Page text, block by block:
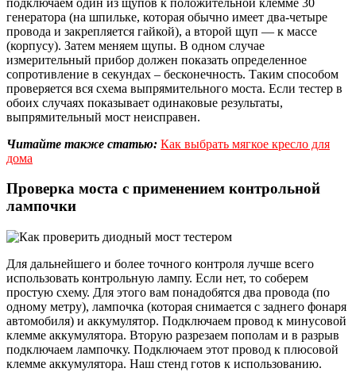
генератора (на шпильке, которая обычно имеет два-четыре
провода и закрепляется гайкой), а второй щуп — к массе
(корпусу). Затем меняем щупы. В одном случае
измерительный прибор должен показать определенное
сопротивление в секундах – бесконечность. Таким способом
проверяется вся схема выпрямительного моста. Если тестер в
обоих случаях показывает одинаковые результаты,
выпрямительный мост неисправен.
Читайте также статью: Как выбрать мягкое кресло для
дома
Проверка моста с применением контрольной
лампочки
Для дальнейшего и более точного контроля лучше всего
использовать контрольную лампу. Если нет, то соберем
простую схему. Для этого вам понадобятся два провода (по
одному метру), лампочка (которая снимается с заднего фонаря
автомобиля) и аккумулятор. Подключаем провод к минусовой
клемме аккумулятора. Вторую разрезаем пополам и в разрыв
подключаем лампочку. Подключаем этот провод к плюсовой
клемме аккумулятора. Наш стенд готов к использованию.